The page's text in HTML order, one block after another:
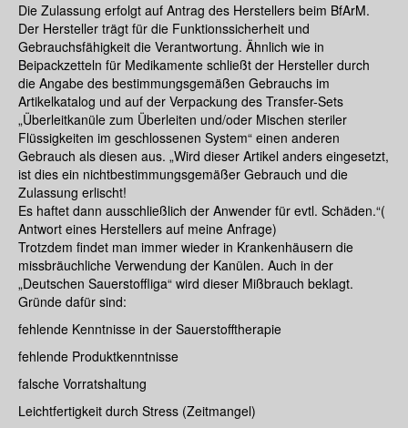
Die Zulassung erfolgt auf Antrag des Herstellers beim BfArM.
Der Hersteller trägt für die Funktionssicherheit und
Gebrauchsfähigkeit die Verantwortung. Ähnlich wie in
Beipackzetteln für Medikamente schließt der Hersteller durch
die Angabe des bestimmungsgemäßen Gebrauchs im
Artikelkatalog und auf der Verpackung des Transfer-Sets
„Überleitkanüle zum Überleiten und/oder Mischen steriler
Flüssigkeiten im geschlossenen System“ einen anderen
Gebrauch als diesen aus. „Wird dieser Artikel anders eingesetzt,
ist dies ein nichtbestimmungsgemäßer Gebrauch und die
Zulassung erlischt!
Es haftet dann ausschließlich der Anwender für evtl. Schäden.“(
Antwort eines Herstellers auf meine Anfrage)
Trotzdem findet man immer wieder in Krankenhäusern die
missbräuchliche Verwendung der Kanülen. Auch in der
„Deutschen Sauerstoffliga“ wird dieser Mißbrauch beklagt.
Gründe dafür sind:
fehlende Kenntnisse in der Sauerstofftherapie
fehlende Produktkenntnisse
falsche Vorratshaltung
Leichtfertigkeit durch Stress (Zeitmangel)